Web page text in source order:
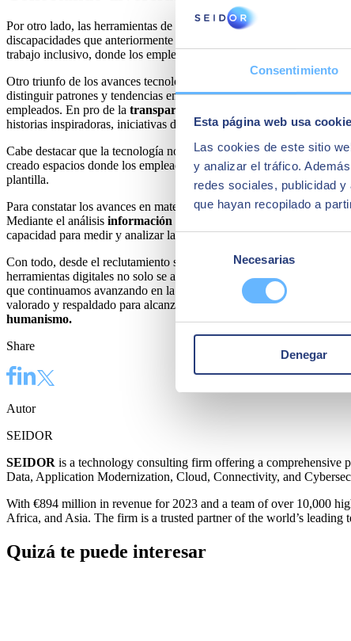
Consentimiento
Esta página web usa
Las cookies de este sitio
y analizar el tráfico.
redes sociales, publicidad
que hayan recopilado a
Selección
de
consentimiento
Necesarias
Denegar
Por otro lado, las herramientas de colaboración en línea han
discapacidades que anteriormente podrían haber tenido que sortear
trabajo inclusivo, donde los empleados pueden compartir ideas y
Otro triunfo de los avances tecnológicos es haber asistido a las
distinguir patrones y tendencias en las cantidades que cobran los
empleados. En pro de la transparencia,
y las
historias inspiradoras, iniciativas de responsabilidad social
Cabe destacar que la tecnología no solo ha permitido una mayor
creado espacios donde los empleados pueden compartir ideas,
plantilla.
Para constatar los avances en materia de inclusión dentro de una
Mediante el análisis información demográfica
y de empleo, las
capacidad para medir y analizar la diversidad no solo ayuda a las
Con todo, desde el reclutamiento sin fronteras hasta la eliminación
herramientas digitales no solo se amplía su la atracción de talento,
que continuamos avanzando en la
es esencial que las
valorado y respaldado para alcanzar su máximo potencial. Todas
humanismo.
Share
Autor
SEIDOR
SEIDOR is a technology consulting firm offering a comprehensive
Data, Application Modernization, Cloud, Connectivity, and
With €894 million in revenue for 2023 and a team of over 10,000
Africa, and Asia. The firm is a trusted partner of the world’s leading
Quizá te puede interesar